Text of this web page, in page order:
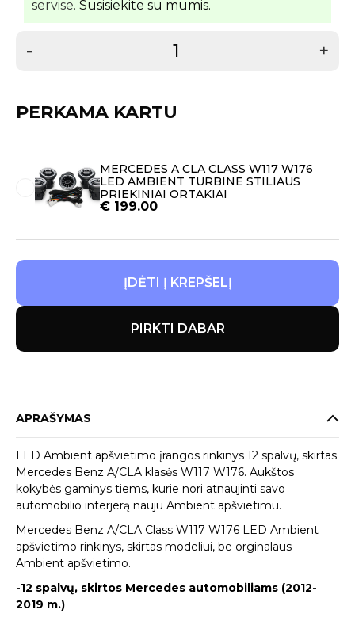
servise. Susisiekite su mumis.
- +
PERKAMA KARTU
MERCEDES A CLA CLASS W117 W176
LED AMBIENT TURBINE STILIAUS
PRIEKINIAI ORTAKIAI
€ 199.00
ĮDĖTI Į KREPŠELĮ
PIRKTI DABAR
APRAŠYMAS
LED Ambient apšvietimo įrangos rinkinys 12 spalvų, skirtas
Mercedes Benz A/CLA klasės W117 W176. Aukštos
kokybės gaminys tiems, kurie nori atnaujinti savo
automobilio interjerą nauju Ambient apšvietimu.
Mercedes Benz A/CLA Class W117 W176 LED Ambient
apšvietimo rinkinys, skirtas modeliui, be orginalaus
Ambient apšvietimo.
-12 spalvų, skirtos Mercedes automobiliams (2012-
2019 m.)